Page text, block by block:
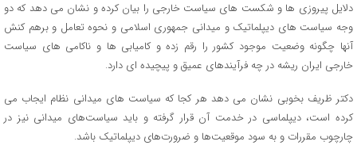
دلایل پیروزى ها و شکست هاى سیاست خارجى را بیان کرده و نشان مى دهد که دو
وجه سیاست هاى دیپلماتیک و میدانى جمهورى اسلامى و نحوه تعامل و برهم کنش
آنها چگونه وضعیت موجود کشور را رقم زده و کامیابى ها و ناکامى هاى سیاست
خارجى ایران ریشه در چه فرآیندهاى عمیق و پیچیده اى دارد.
دکتر ظریف بخوبى نشان مى دهد هر کجا که سیاست هاى میدانى نظام ایجاب مى
کرده است، دیپلماسى در خدمت آن قرار گرفته و باید سیاست‌های میدانی نیز در
چارچوب مقررات و به سود موقعیت‌ها و ضرورت‌های دیپلماتیک باشد.